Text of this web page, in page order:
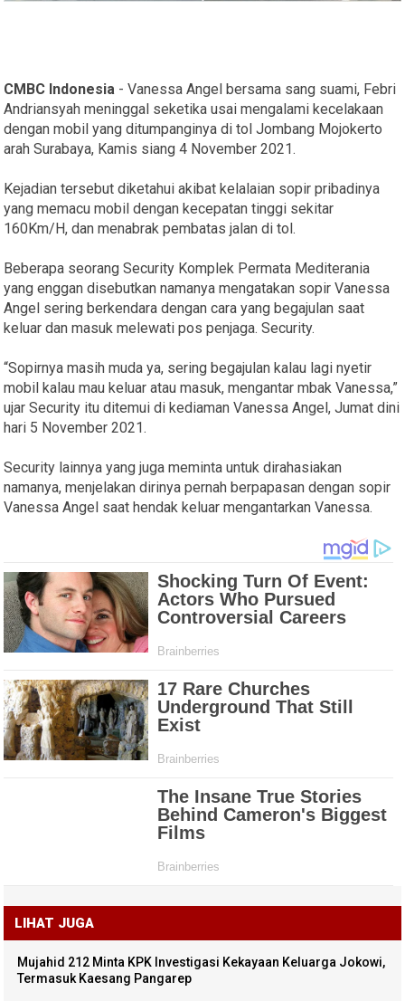
CMBC Indonesia - Vanessa Angel bersama sang suami, Febri
Andriansyah meninggal seketika usai mengalami kecelakaan
dengan mobil yang ditumpanginya di tol Jombang Mojokerto
arah Surabaya, Kamis siang 4 November 2021.
Kejadian tersebut diketahui akibat kelalaian sopir pribadinya
yang memacu mobil dengan kecepatan tinggi sekitar
160Km/H, dan menabrak pembatas jalan di tol.
Beberapa seorang Security Komplek Permata Mediterania
yang enggan disebutkan namanya mengatakan sopir Vanessa
Angel sering berkendara dengan cara yang begajulan saat
keluar dan masuk melewati pos penjaga. Security.
“Sopirnya masih muda ya, sering begajulan kalau lagi nyetir
mobil kalau mau keluar atau masuk, mengantar mbak Vanessa,”
ujar Security itu ditemui di kediaman Vanessa Angel, Jumat dini
hari 5 November 2021.
Security lainnya yang juga meminta untuk dirahasiakan
namanya, menjelakan dirinya pernah berpapasan dengan sopir
Vanessa Angel saat hendak keluar mengantarkan Vanessa.
LIHAT JUGA
Mujahid 212 Minta KPK Investigasi Kekayaan Keluarga Jokowi,
Termasuk Kaesang Pangarep